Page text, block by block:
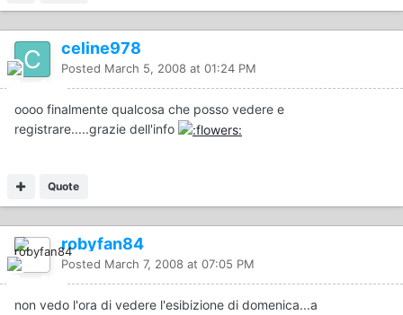
celine978
Posted March 5, 2008 at 01:24 PM
oooo finalmente qualcosa che posso vedere e
registrare.....grazie dell'info
Quote
robyfan84
Posted March 7, 2008 at 07:05 PM
non vedo l'ora di vedere l'esibizione di domenica...a